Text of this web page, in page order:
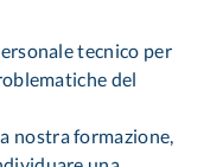
tecnico per
del
nostra formazione,